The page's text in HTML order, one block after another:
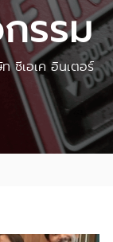
รรม
ซีเอเค อินเตอร์